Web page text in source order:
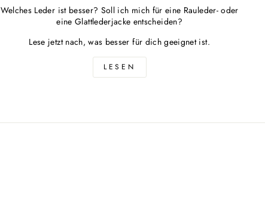
Welches Leder ist besser? Soll ich mich für eine Rauleder- oder
eine Glattlederjacke entscheiden?
Lese jetzt nach, was besser für dich geeignet ist.
LESEN